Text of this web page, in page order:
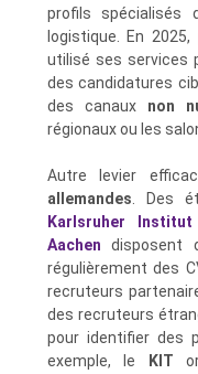
profils spécialisés
logistique. En
utilisé ses services
des candidatures
des canaux non
régionaux ou les
Autre levier
allemandes . Des
Karlsruher
Aachen disposent
régulièrement des
recruteurs
des recruteurs
pour identifier des
exemple, le
KIT